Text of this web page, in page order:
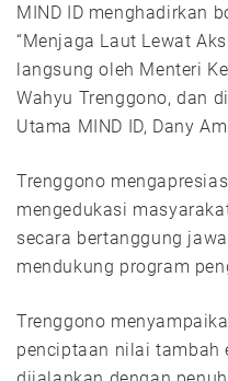
MIND ID menghadirkan
“Menjaga Laut Lewat
langsung oleh Menteri
Wahyu Trenggono, dan
Utama MIND ID, Dany
Trenggono
mengedukasi
secara bertanggung
mendukung program
Trenggono
penciptaan nilai tambah